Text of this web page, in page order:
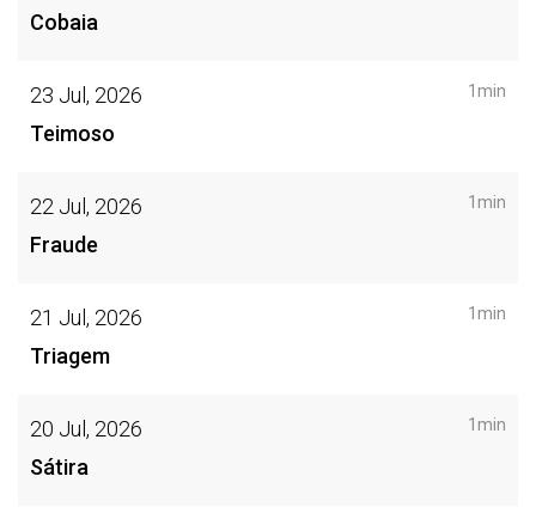
Cobaia
23 Jul, 2026
Teimoso
1min
22 Jul, 2026
Fraude
1min
21 Jul, 2026
Triagem
1min
20 Jul, 2026
Sátira
1min